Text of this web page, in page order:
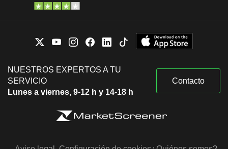
NUESTROS EXPERTOS A TU
SERVICIO
Lunes a viernes, 9-12 h y 14-18 h
Contacto